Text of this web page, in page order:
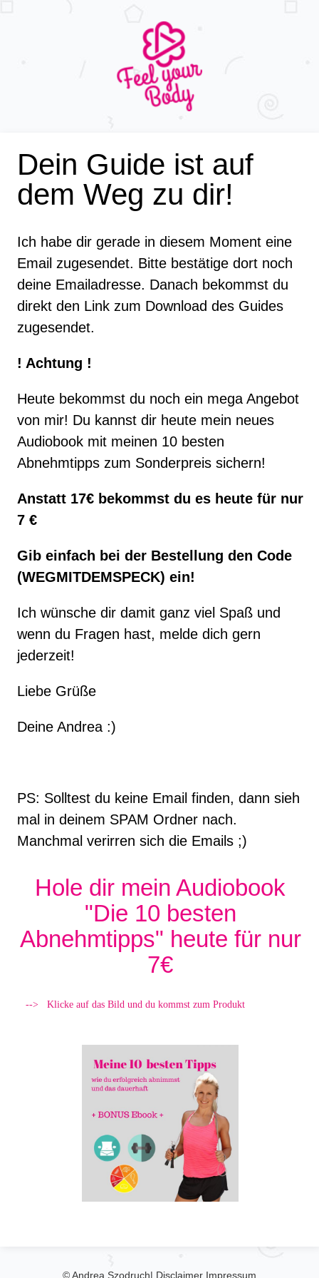
Dein Guide ist auf
dem Weg zu dir!
Ich habe dir gerade in diesem Moment eine
Email zugesendet. Bitte bestätige dort noch
deine Emailadresse. Danach bekommst du
direkt den Link zum Download des Guides
zugesendet.
! Achtung !
Heute bekommst du noch ein mega Angebot
von mir! Du kannst dir heute mein neues
Audiobook mit meinen 10 besten
Abnehmtipps zum Sonderpreis sichern!
Anstatt 17€ bekommst du es heute für nur
7 €
Gib einfach bei der Bestellung den Code
(WEGMITDEMSPECK) ein!
Ich wünsche dir damit ganz viel Spaß und
wenn du Fragen hast, melde dich gern
jederzeit!​
Liebe Grüße
Deine Andrea :)
PS: Solltest du keine Email finden, dann sieh
mal in deinem SPAM Ordner nach.
Manchmal verirren sich die Emails ;)
Hole dir mein Audiobook
"Die 10 besten
Abnehmtipps" heute für nur
7€
--> Klicke auf das Bild und du kommst zum Produkt
© Andrea Szodruch| Disclaimer Impressum